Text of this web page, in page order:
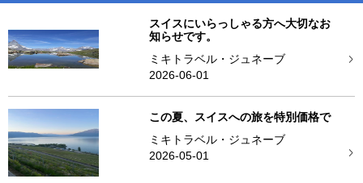
スイスにいらっしゃる方へ大切なお
知らせです。
ミキトラベル・ジュネーブ
2026-06-01
この夏、スイスへの旅を特別価格で
ミキトラベル・ジュネーブ
2026-05-01